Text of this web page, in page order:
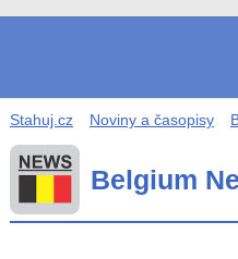
Stahuj.cz Noviny a časopisy
Belgium